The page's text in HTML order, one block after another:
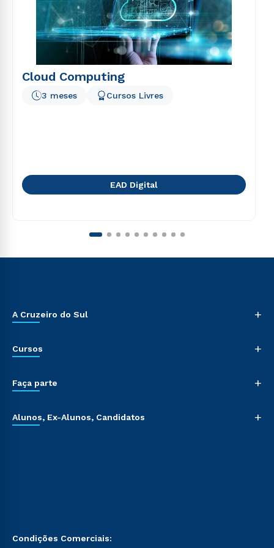
Cloud Computing
3 meses Cursos Livres
EAD Digital
A Cruzeiro do Sul +
Cursos +
Faça parte +
Alunos, Ex-Alunos, Candidatos +
Condições Comerciais: